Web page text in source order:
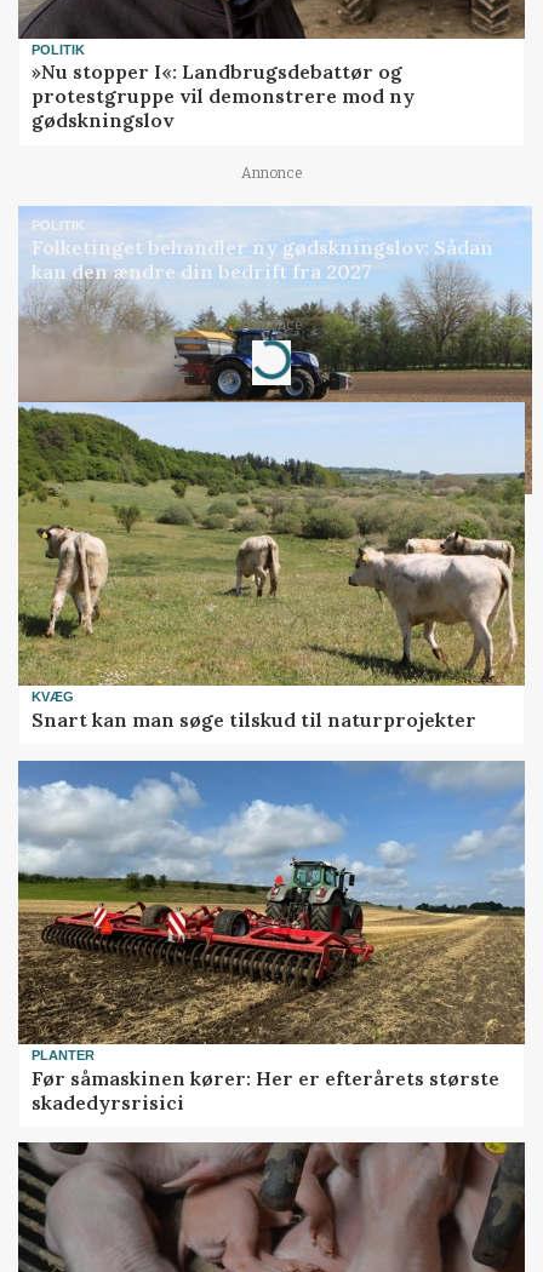
POLITIK
»Nu stopper I«: Landbrugsdebattør og
protestgruppe vil demonstrere mod ny
gødskningslov
Annonce
POLITIK
Folketinget behandler ny gødskningslov: Sådan
kan den ændre din bedrift fra 2027
Annonce
Loading...
KVÆG
Snart kan man søge tilskud til naturprojekter
PLANTER
Før såmaskinen kører: Her er efterårets største
skadedyrsrisici